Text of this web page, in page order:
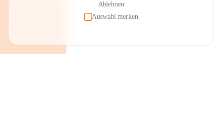
Ablehnen
Auswahl merken